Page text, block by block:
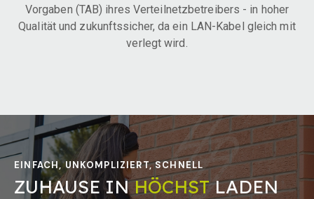
Vorgaben (TAB) ihres Verteilnetzbetreibers - in hoher
Qualität und zukunftssicher, da ein LAN-Kabel gleich mit
verlegt wird.
EINFACH, UNKOMPLIZIERT, SCHNELL
ZUHAUSE INHÖCHSTLADEN